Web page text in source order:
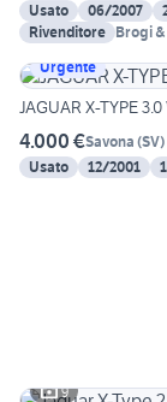
Usato
06/2007
Rivenditore Brogi
Urgente
JAGUAR X-TYPE
4.000 €Savona (SV)
Usato
12/2001
9